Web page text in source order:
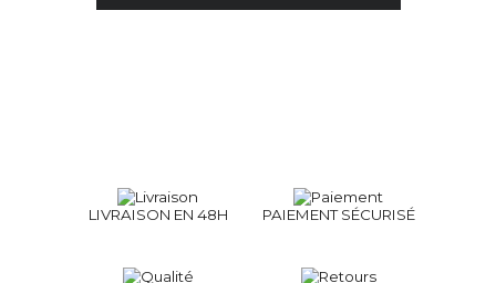
LIVRAISON EN 48H PAIEMENT SÉCURISÉ